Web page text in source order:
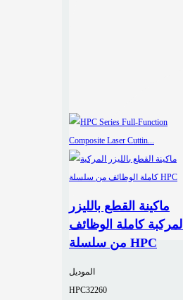
ماكينة القطع بالليزر
المركبة كاملة الوظائف
من سلسلة HPC
الموديل
HPC32260